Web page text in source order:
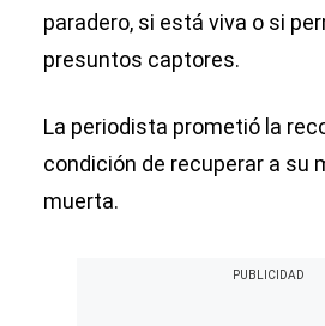
paradero, si está viva o si
presuntos captores.
La periodista prometió la
condición de recuperar a su
muerta.